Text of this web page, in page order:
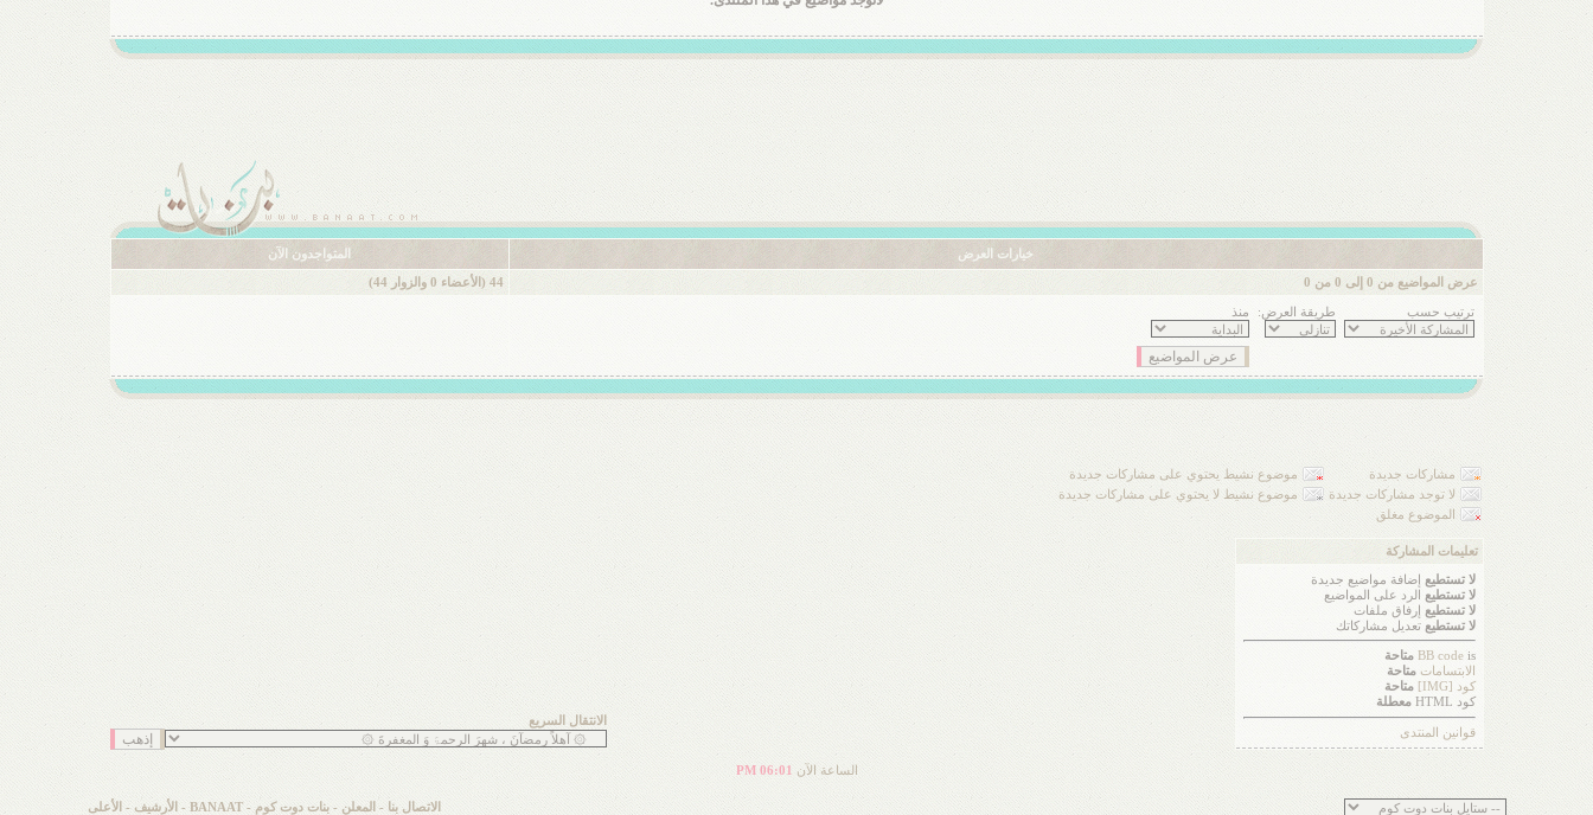
خيارات العرض المتواجدون الآن
عرض المواضيع من 0 إلى 0 من 0 44 (الأعضاء 0 والزوار 44)
ترتيب حسب طريقة العرض: منذ
مشاركات جديدة
موضوع نشيط يحتوي على مشاركات جديدة
لا توجد مشاركات جديدة
موضوع نشيط لا يحتوي على مشاركات جديدة
الموضوع مغلق
تعليمات المشاركة
لا تستطيع
إضافة مواضيع جديدة
لا تستطيع
الرد على المواضيع
لا تستطيع
إرفاق ملفات
لا تستطيع تعديل مشاركاتك
BB codeis
متاحة
الابتسامات متاحة
كود [IMG]
متاحة
كود HTML
معطلة
قوانين المنتدى
الانتقال السريع
الساعة الآن 06:01 PM
الاتصال بنا - المعلن -بنات دوت كوم - BANAAT - الأرشيف - الأعلى